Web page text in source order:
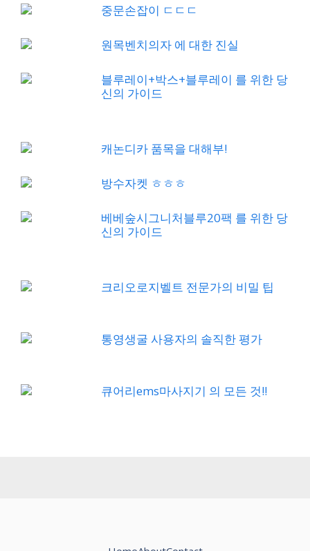
중문손잡이 ㄷㄷㄷ
원목벤치의자 에 대한 진실
블루레이+박스+블루레이 를 위한 당
신의 가이드
캐논디카 품목을 대해부!
방수자켓 ㅎㅎㅎ
베베숲시그니처블루20팩 를 위한 당
신의 가이드
크리오로지벨트 전문가의 비밀 팁
통영생굴 사용자의 솔직한 평가
큐어리ems마사지기 의 모든 것!!